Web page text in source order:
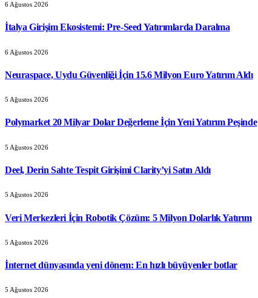
6 Ağustos 2026
İtalya Girişim Ekosistemi: Pre-Seed Yatırımlarda Daralma
6 Ağustos 2026
Neuraspace, Uydu Güvenliği İçin 15.6 Milyon Euro Yatırım Aldı
5 Ağustos 2026
Polymarket 20 Milyar Dolar Değerleme İçin Yeni Yatırım Peşinde
5 Ağustos 2026
Deel, Derin Sahte Tespit Girişimi Clarity’yi Satın Aldı
5 Ağustos 2026
Veri Merkezleri İçin Robotik Çözüm: 5 Milyon Dolarlık Yatırım
5 Ağustos 2026
İnternet dünyasında yeni dönem: En hızlı büyüyenler botlar
5 Ağustos 2026